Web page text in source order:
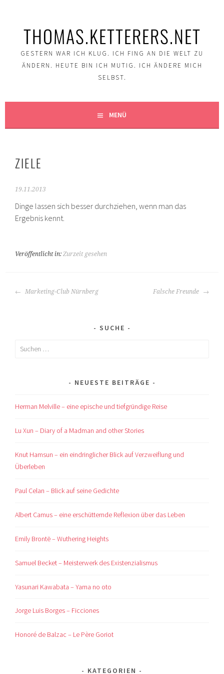
THOMAS.KETTERERS.NET
GESTERN WAR ICH KLUG. ICH FING AN DIE WELT ZU
ÄNDERN. HEUTE BIN ICH MUTIG. ICH ÄNDERE MICH
SELBST.
MENÜ
ZIELE
19.11.2013
Dinge lassen sich besser durchziehen, wenn man das
Ergebnis kennt.
Veröffentlicht in:Zurzeit gesehen
BEITRAGS-
Marketing-Club Nürnberg Falsche Freunde
SUCHE
Suchen
NEUESTE BEITRÄGE
Herman Melville – eine epische und tiefgründige Reise
Lu Xun – Diary of a Madman and other Stories
Knut Hamsun – ein eindringlicher Blick auf Verzweiflung und
Überleben
Paul Celan – Blick auf seine Gedichte
Albert Camus – eine erschütternde Reflexion über das Leben
Emily Brontë – Wuthering Heights
Samuel Becket – Meisterwerk des Existenzialismus
Yasunari Kawabata – Yama no oto
Jorge Luis Borges – Ficciones
Honoré de Balzac – Le Père Goriot
KATEGORIEN